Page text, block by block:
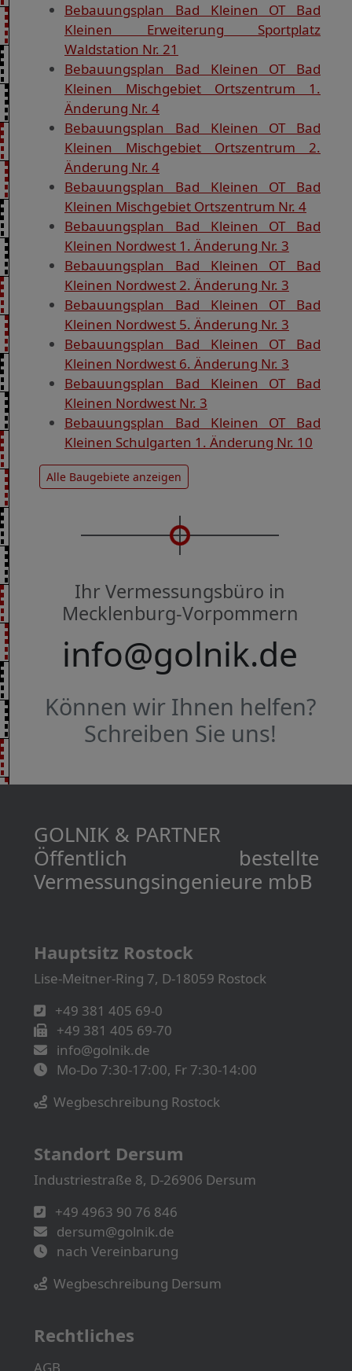
Bebauungsplan Bad Kleinen OT Bad
Kleinen Erweiterung Sportplatz
Waldstation Nr. 21
Bebauungsplan Bad Kleinen OT Bad
Kleinen Mischgebiet Ortszentrum 1.
Änderung Nr. 4
Bebauungsplan Bad Kleinen OT Bad
Kleinen Mischgebiet Ortszentrum 2.
Änderung Nr. 4
Bebauungsplan Bad Kleinen OT Bad
Kleinen Mischgebiet Ortszentrum Nr. 4
Bebauungsplan Bad Kleinen OT Bad
Kleinen Nordwest 1. Änderung Nr. 3
Bebauungsplan Bad Kleinen OT Bad
Kleinen Nordwest 2. Änderung Nr. 3
Bebauungsplan Bad Kleinen OT Bad
Kleinen Nordwest 5. Änderung Nr. 3
Bebauungsplan Bad Kleinen OT Bad
Kleinen Nordwest 6. Änderung Nr. 3
Bebauungsplan Bad Kleinen OT Bad
Kleinen Nordwest Nr. 3
Bebauungsplan Bad Kleinen OT Bad
Kleinen Schulgarten 1. Änderung Nr. 10
Alle Baugebiete anzeigen
Ihr Vermessungsbüro in
Mecklenburg-Vorpommern
info@golnik.de
Können wir Ihnen helfen?
Schreiben Sie uns!
GOLNIK & PARTNER
Öffentlich bestellte
Vermessungs­­ingenieure mbB
Hauptsitz Rostock
Lise-Meitner-Ring 7, D-18059 Rostock
+49 381 405 69-0
+49 381 405 69-70
info@golnik.de
Mo-Do 7:30-17:00, Fr 7:30-14:00
Wegbeschreibung Rostock
Standort Dersum
Industriestraße 8, D-26906 Dersum
+49 4963 90 76 846
dersum@golnik.de
nach Vereinbarung
Wegbeschreibung Dersum
Rechtliches
AGB